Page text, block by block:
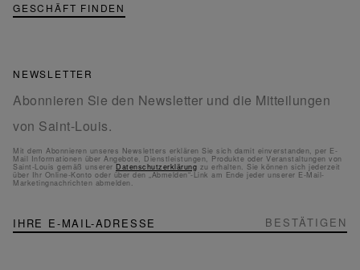
GESCHÄFT FINDEN
NEWSLETTER
Abonnieren Sie den Newsletter und die Mitteilungen
von Saint-Louis.
Mit dem Abonnieren unseres Newsletters erklären Sie sich damit einverstanden, per E-
Mail Informationen über Angebote, Dienstleistungen, Produkte oder Veranstaltungen von
Saint-Louis gemäß unserer Datenschutzerklärung zu erhalten. Sie können sich jederzeit
über Ihr Online-Konto oder über den „Abmelden“-Link am Ende jeder unserer E-Mail-
Marketingnachrichten abmelden.
NEWSLETTER
Melden
Sie
BESTÄTIGEN